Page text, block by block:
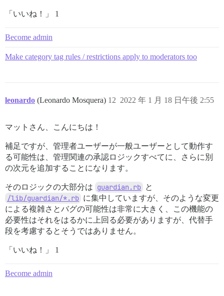
「いいね！」 1
Become admin
Make category tag rules / restrictions apply to moderators too
leonardo (Leonardo Mosquera) 2022 年 1 月 18 日午後 2:55
12
マットさん、こんにちは！
補足ですが、管理者ユーザーが一般ユーザーとして動作す
る可能性は、管理関連の承認ロジックすべてに、さらに別
の次元を追加することになります。
そのロジックの大部分は guardian.rb と
/lib/guardian/*.rb に集中していますが、そのような変更
による複雑さとバグの可能性は非常に大きく、この機能の
必要性はそれをはるかに上回る必要がありますが、代替手
段を考慮するとそうではありません。
「いいね！」 1
Become admin